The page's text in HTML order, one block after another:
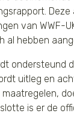
Deze
van WWF-
al hebben
ondersteund
uitleg en
is er de